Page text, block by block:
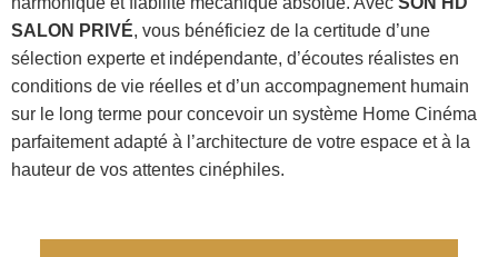
SALON PRIVÉ, vous bénéficiez de la certitude d’une
sélection experte et indépendante, d’écoutes réalistes en
conditions de vie réelles et d’un accompagnement humain
sur le long terme pour concevoir un système Home Cinéma
parfaitement adapté à l’architecture de votre espace et à la
hauteur de vos attentes cinéphiles.